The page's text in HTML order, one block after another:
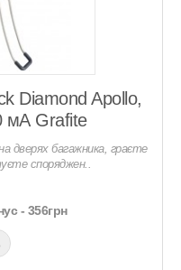
Diamond Apollo,
мА Grafite
дверях багажника, граєте
споряджен..
- 356грн